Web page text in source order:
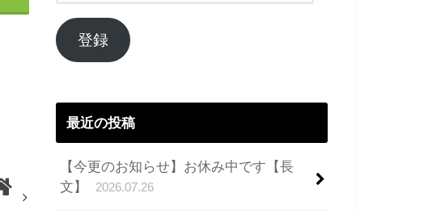
ル
ア
ド
登録
最近の投稿
【今更のお知らせ】お休み中です【長
文】
2026.07.26